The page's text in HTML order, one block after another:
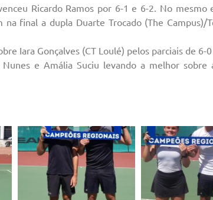
Ricardo Ramos por 6-1 e 6-2. No mesmo
final a dupla Duarte Trocado (The Campus)/
Iara Gonçalves (CT Loulé) pelos parciais de 6-
e Amália Suciu levando a melhor sobre